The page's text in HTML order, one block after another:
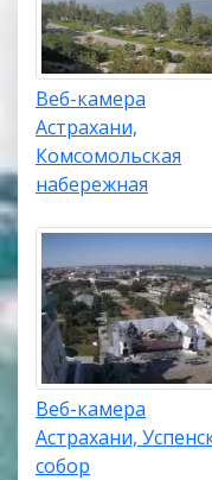
Веб-камера
Астрахани,
Комсомольская
набережная
Веб-камера
Астрахани,
собор